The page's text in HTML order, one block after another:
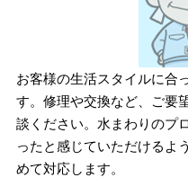
お客様の生活スタイルに合
す。修理や交換など、ご要
談ください。水まわりのプ
ったと感じていただけるよ
めて対応します。